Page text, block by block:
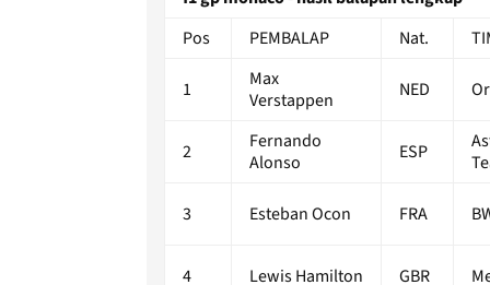
Pos
PEMBALAP Nat.
1
Max
Verstappen
NED
2
Fernando
Alonso
ESP
3 Esteban Ocon FRA
4 Lewis Hamilton GBR